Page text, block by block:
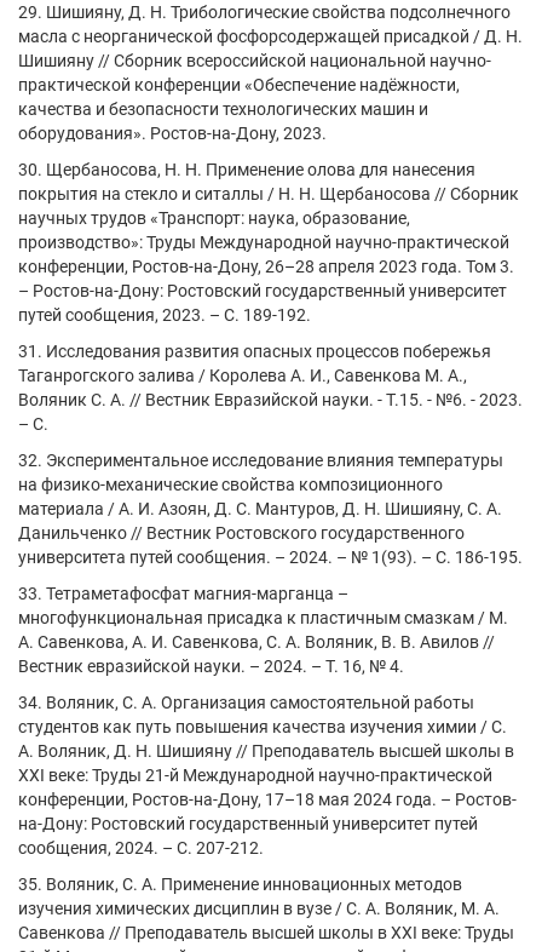
29. Шишияну, Д. Н. Трибологические свойства подсолнечного
масла с неорганической фосфорсодержащей присадкой / Д. Н.
Шишияну // Сборник всероссийской национальной научно-
практической конференции «Обеспечение надёжности,
качества и безопасности технологических машин и
оборудования». Ростов-на-Дону, 2023.
30. Щербаносова, Н. Н. Применение олова для нанесения
покрытия на стекло и ситаллы / Н. Н. Щербаносова // Сборник
научных трудов «Транспорт: наука, образование,
производство»: Труды Международной научно-практической
конференции, Ростов-на-Дону, 26–28 апреля 2023 года. Том 3.
– Ростов-на-Дону: Ростовский государственный университет
путей сообщения, 2023. – С. 189-192.
31. Исследования развития опасных процессов побережья
Таганрогского залива / Королева А. И., Савенкова М. А.,
Воляник С. А. // Вестник Евразийской науки. - Т.15. - №6. - 2023.
– С.
32. Экспериментальное исследование влияния температуры
на физико-механические свойства композиционного
материала / А. И. Азоян, Д. С. Мантуров, Д. Н. Шишияну, С. А.
Данильченко // Вестник Ростовского государственного
университета путей сообщения. – 2024. – № 1(93). – С. 186-195.
33. Тетраметафосфат магния-марганца –
многофункциональная присадка к пластичным смазкам / М.
А. Савенкова, А. И. Савенкова, С. А. Воляник, В. В. Авилов //
Вестник евразийской науки. – 2024. – Т. 16, № 4.
34. Воляник, С. А. Организация самостоятельной работы
студентов как путь повышения качества изучения химии / С.
А. Воляник, Д. Н. Шишияну // Преподаватель высшей школы в
ХХI веке: Труды 21-й Международной научно-практической
конференции, Ростов-на-Дону, 17–18 мая 2024 года. – Ростов-
на-Дону: Ростовский государственный университет путей
сообщения, 2024. – С. 207-212.
35. Воляник, С. А. Применение инновационных методов
изучения химических дисциплин в вузе / С. А. Воляник, М. А.
Савенкова // Преподаватель высшей школы в ХХI веке: Труды